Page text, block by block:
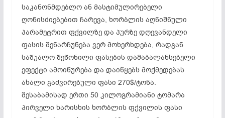
საკანონმდებლო ან მასტიმულირებელი
ღონისძიებებით ჩარევა, ხორბლის აღნიშნული
პარამეტრით ფქვილზე და პურზე დღევანდელი
ფასის შენარჩუნება ვერ მოხერხდება, რადგან
საშუალო შეწონილი ფასების დამაბალანსებელი
ეფექტი ამოიწურება და დაიწყებს მოქმედებას
ახალი გაძვირებული ფასი 270$/ტონა.
შესაბამისად ერთი 50 კილოგრამიანი ტომარა
პირველი ხარისხის ხორბლის ფქვილის ფასი